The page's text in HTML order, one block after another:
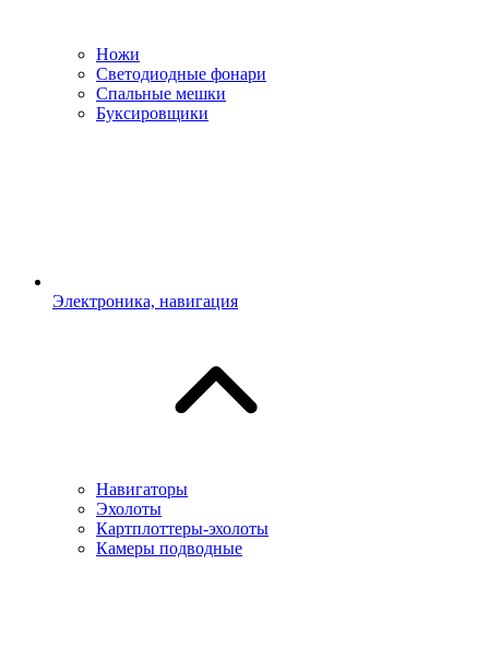
Ножи
Светодиодные фонари
Спальные мешки
Буксировщики
Электроника, навигация
Навигаторы
Эхолоты
Картплоттеры-эхолоты
Камеры подводные